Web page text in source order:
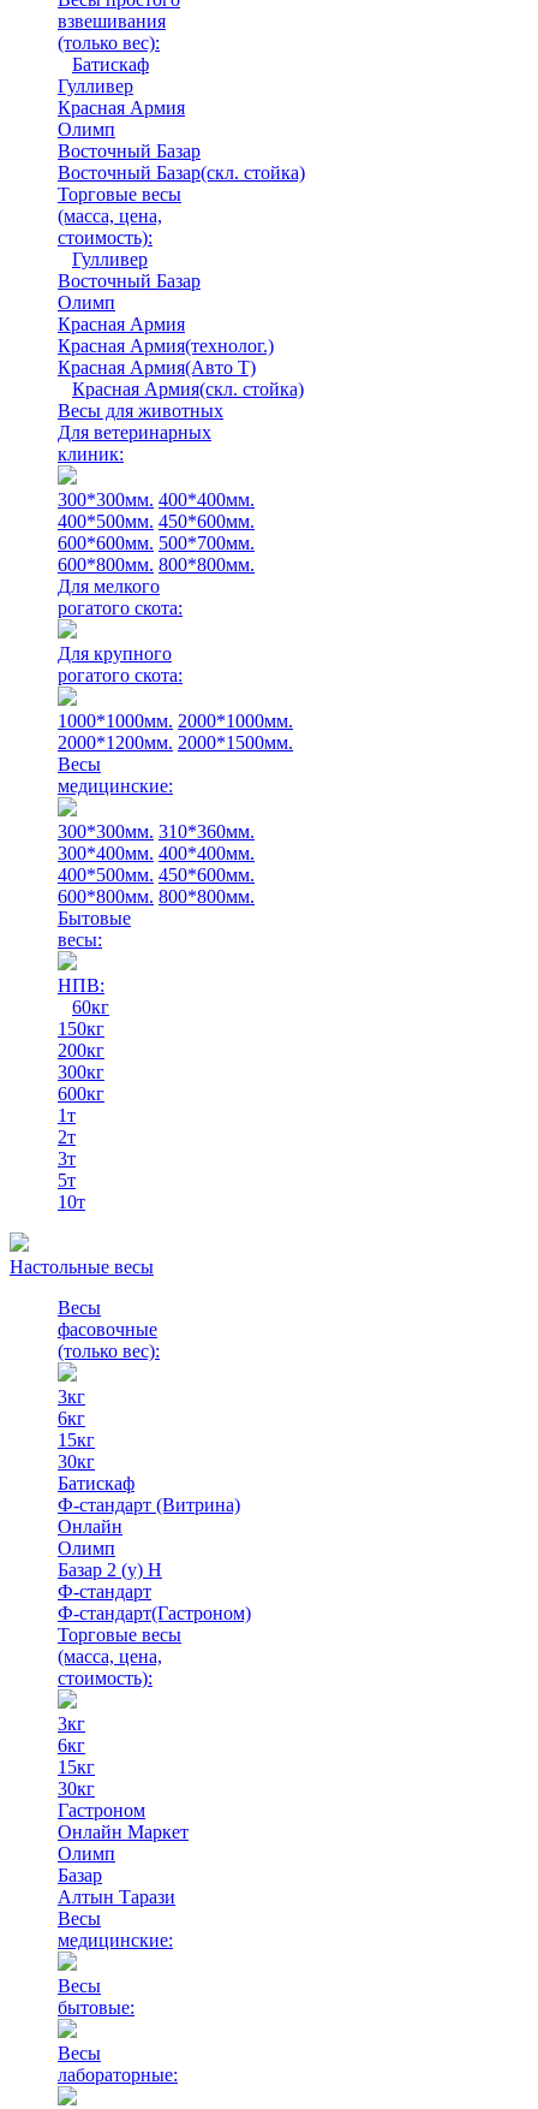
взвешивания
(только вес):
Батискаф
Гулливер
Красная Армия
Олимп
Восточный Базар
Восточный Базар(скл. стойка)
Торговые весы
(масса, цена,
стоимость):
Гулливер
Восточный Базар
Олимп
Красная Армия
Красная Армия(технолог.)
Красная Армия(Авто Т)
Красная Армия(скл. стойка)
Весы для животных
Для ветеринарных
клиник:
300*300мм. 400*400мм.
400*500мм. 450*600мм.
600*600мм. 500*700мм.
600*800мм. 800*800мм.
Для мелкого
рогатого скота:
Для крупного
рогатого скота:
1000*1000мм. 2000*1000мм.
2000*1200мм. 2000*1500мм.
Весы
медицинские:
300*300мм. 310*360мм.
300*400мм. 400*400мм.
400*500мм. 450*600мм.
600*800мм. 800*800мм.
Бытовые
весы:
НПВ:
60кг
150кг
200кг
300кг
600кг
1т
2т
3т
5т
10т
Настольные весы
Весы
фасовочные
(только вес):
3кг
6кг
15кг
30кг
Батискаф
Ф-стандарт (Витрина)
Онлайн
Олимп
Базар 2 (у) Н
Ф-стандарт
Ф-стандарт(Гастроном)
Торговые весы
(масса, цена,
стоимость):
3кг
6кг
15кг
30кг
Гастроном
Онлайн Маркет
Олимп
Базар
Алтын Тарази
Весы
медицинские:
Весы
бытовые:
Весы
лабораторные: